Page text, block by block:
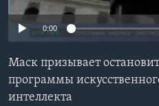
Learning English
СОЦИАЛЬНЫЕ СЕТИ
0:00
Маск призывает
программы
интеллекта